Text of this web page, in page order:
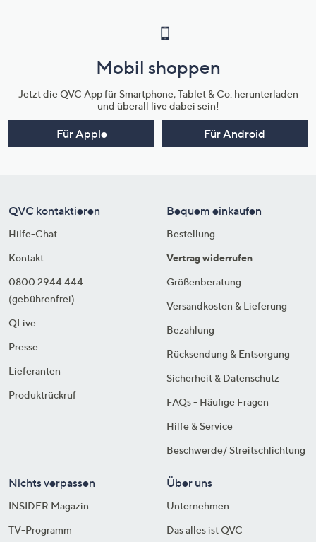
Mobil shoppen
Jetzt die QVC App für Smartphone, Tablet & Co. herunterladen
und überall live dabei sein!
Für Apple Für Android
QVC kontaktieren
Hilfe-Chat
Kontakt
0800 2944 444
(gebührenfrei)
QLive
Presse
Lieferanten
Produktrückruf
Bequem einkaufen
Bestellung
Vertrag widerrufen
Größenberatung
Versandkosten & Lieferung
Bezahlung
Rücksendung & Entsorgung
Sicherheit & Datenschutz
FAQs - Häufige Fragen
Hilfe & Service
Beschwerde/ Streitschlichtung
Nichts verpassen
INSIDER Magazin
TV-Programm
Über uns
Unternehmen
Das alles ist QVC